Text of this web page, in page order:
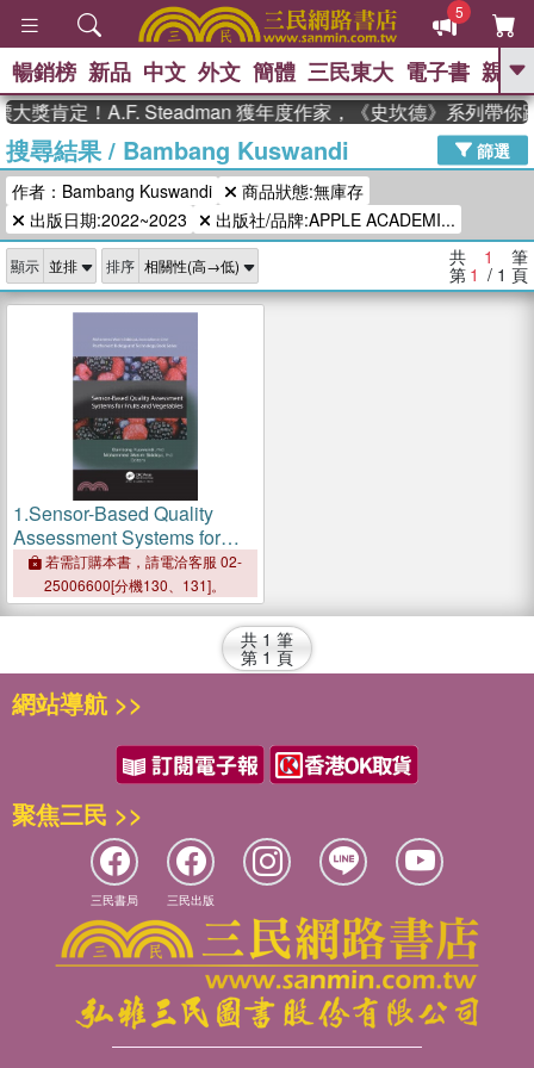
5
GO
熱搜： 東野圭吾 高希均教授回憶錄
、 The Odyssey 、 父親節 、 如果歷
史是一群喵 、 暑期推薦
獎 臺灣漫遊錄 、 方念華 、 台灣的李
登輝時代 、 數學女孩：黎曼猜想 、
偉大的迷走神經
暢銷榜 新品 中文 外文 簡體 三民東大 電子書 親子
獎肯定！A.F. Steadman 獲年度作家，《史坎德》系列帶你
搜尋結果/ Bambang Kuswandi
篩選
作者：Bambang Kuswandi
商品狀態:無庫存
出版日期:2022~2023
出版社/品牌:APPLE ACADEMI...
顯示 排序 共 1 筆
第 1 / 1 頁
1.Sensor-Based Quality
Assessment Systems for
Fruits and Vegetables
若需訂購本書，請電洽客服 02-
25006600[分機130、131]。
共 1 筆
第 1 頁
網站導航 >>
聚焦三民 >>
三民書局 三民出版